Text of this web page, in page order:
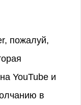
пожалуй,
YouTube и
в